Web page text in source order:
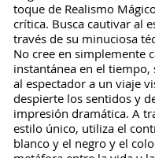
toque de Realismo
crítica. Busca cautivar al
través de su minuciosa
No cree en simplemente
instantánea en el tiempo,
al espectador a un viaje
despierte los sentidos y
impresión dramática. A
estilo único, utiliza el
blanco y el negro y el